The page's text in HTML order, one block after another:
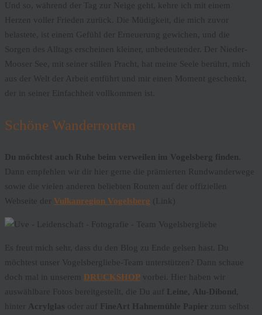
Und so, während der Tag zur Neige geht, kehre ich mit einem
Herzen voller Frieden zurück. Die Müdigkeit, die mich zuvor
belastete, ist einem Gefühl der Erneuerung gewichen, und die
Sorgen des Alltags erscheinen kleiner, unbedeutender. Der Nieder-
Mooser See, mit seiner stillen Pracht, hat meine Seele berührt, mich
aus der Welt der Arbeit entführt und mir einen Moment geschenkt,
der in seiner Einfachheit vollkommen ist.
Schöne Wanderrouten
Du möchtest auch Ruhe beim verweilen im Vogelsberg finden.
Dann empfehlen wir dir hier gerne die prämierten Rundwanderwege
sowie die vielen anderen beliebten Routen auf der offiziellen
Webseite der Vulkanregion Vogelsberg (Link)
Es freut mich sehr, dass du den Blog zu Ende gelsen hast. Du
möchtest unser Vogelsbergliebe-Team unterstützen? Dann schaue
doch mal in unserem DRUCKSHOP vorbei. Hier haben wir
auswählbare Fotos bereitgestellt, die Du auf Leine, Alu-Dibond
hinter Acrylglas oder auf FineArt Hahnemühle Papier
zum selbst